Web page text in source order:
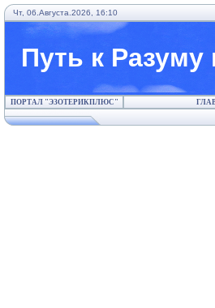
Чт, 06.Августа.2026, 16:10
Путь к Разуму
ПОРТАЛ "ЭЗОТЕРИКПЛЮС"